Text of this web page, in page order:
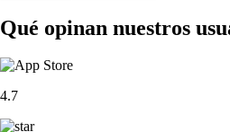
Qué opinan nuestros
4.7